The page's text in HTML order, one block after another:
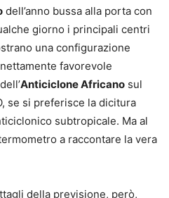
dell’anno bussa alla porta con
giorno i principali centri
una configurazione
favorevole
Anticiclone Africano sul
se si preferisce la dicitura
subtropicale. Ma al
a raccontare la vera
della previsione, però,